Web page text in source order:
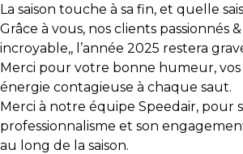
La saison touche à sa fin, et quelle
Grâce à vous, nos clients passionnés
incroyable,, l’année 2025 restera
Merci pour votre bonne humeur,
énergie contagieuse à chaque saut.
Merci à notre équipe Speedair, pour
professionnalisme et son
au long de la saison.